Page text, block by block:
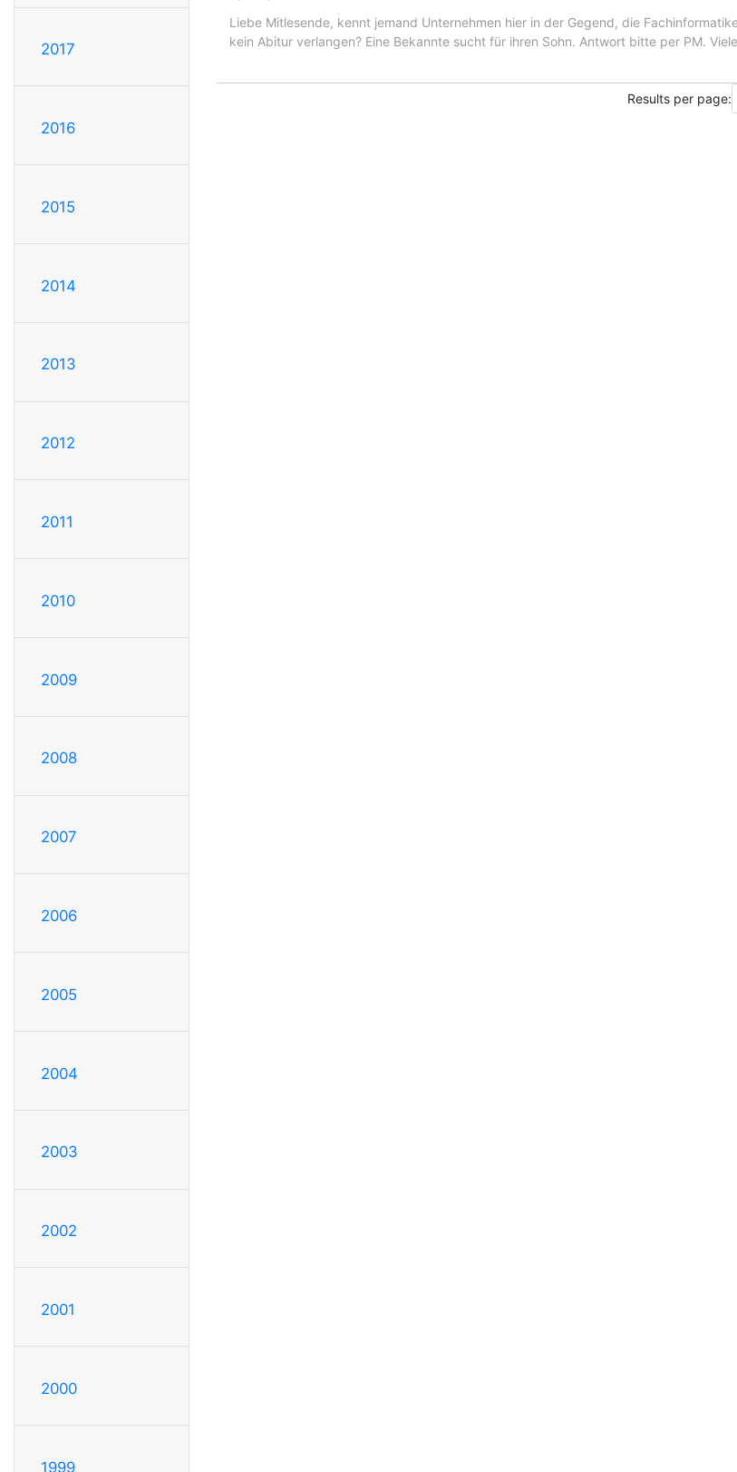
2017
2016
2015
2014
2013
2012
2011
2010
2009
2008
2007
2006
2005
2004
2003
2002
2001
2000
1999
Liebe Mitlesende, kennt jemand Unternehmen hier in der Gegend, die
kein Abitur verlangen? Eine Bekannte sucht für ihren Sohn. Antwort bitte per PM.
Results per page: